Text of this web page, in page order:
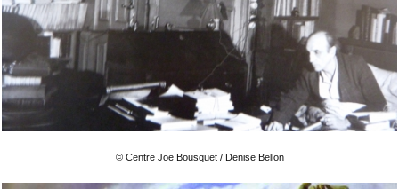
© Centre Joë Bousquet / Denise Bellon